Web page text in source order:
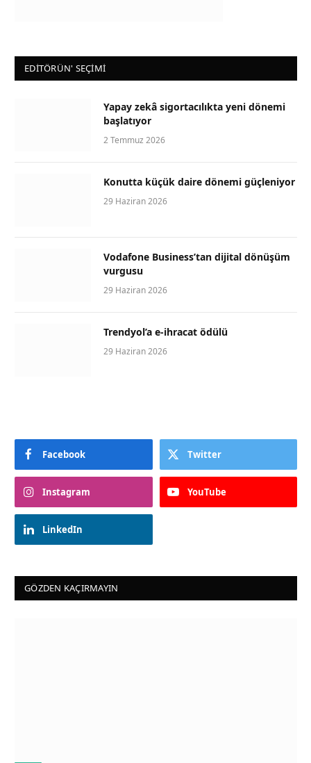
EDİTÖRÜN' SEÇİMİ
Yapay zekâ sigortacılıkta yeni dönemi
başlatıyor
2 Temmuz 2026
Konutta küçük daire dönemi güçleniyor
29 Haziran 2026
Vodafone Business’tan dijital dönüşüm
vurgusu
29 Haziran 2026
Trendyol’a e-ihracat ödülü
29 Haziran 2026
Facebook Twitter
Instagram YouTube
LinkedIn
GÖZDEN KAÇIRMAYIN